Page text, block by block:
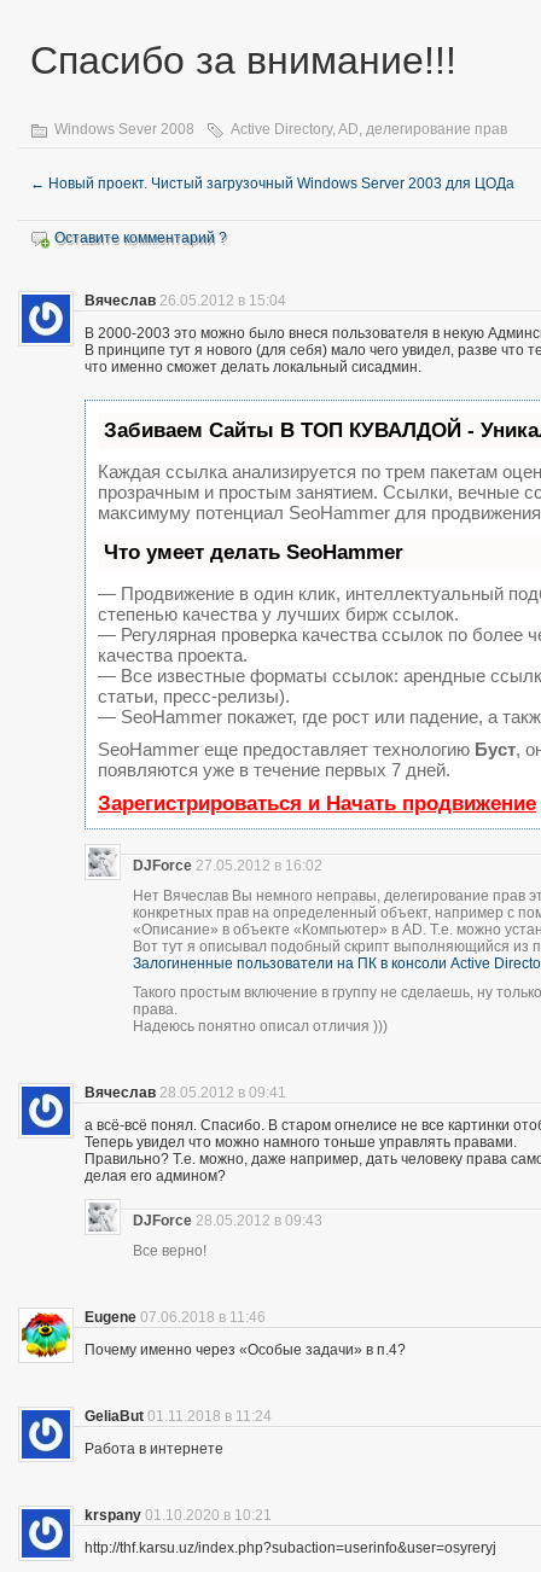
Спасибо за внимание!!!
Windows Sever 2008 Active Directory, AD делегирование прав
← Новый проект. Чистый загрузочный Windows Server 2003 для ЦОДа
Оставите комментарий ?
Вячеслав 26.05.2012 в 15:04
В 2000-2003 это можно было внеся пользователя в некую
В принципе тут я нового (для себя) мало чего увидел, разве
что именно сможет делать локальный сисадмин.
Забиваем Сайты В ТОП КУВАЛДОЙ -
Каждая ссылка анализируется по трем пакетам
прозрачным и простым занятием. Ссылки, вечные
максимуму потенциал SeoHammer для
Что умеет делать SeoHammer
— Продвижение в один клик, интеллектуальный
степенью качества у лучших бирж ссылок.
— Регулярная проверка качества ссылок по более
качества проекта.
— Все известные форматы ссылок: арендные
статьи, пресс-релизы).
— SeoHammer покажет, где рост или падение, а
SeoHammer еще предоставляет технологию Буст,
появляются уже в течение первых 7 дней.
Зарегистрироваться и Начать продвижение
DJForce 27.05.2012 в 16:02
Нет Вячеслав Вы немного неправы, делегирование прав
конкретных прав на определенный объект, например с
«Описание» в объекте «Компьютер» в AD. Т.е. можно
Вот тут я описывал подобный скрипт выполняющийся из
Залогиненные пользователи на ПК в консоли Active
Такого простым включение в группу не сделаешь, ну
права.
Надеюсь понятно описал отличия )))
Вячеслав 28.05.2012 в 09:41
а всё-всё понял. Спасибо. В старом огнелисе не все картинки
Теперь увидел что можно намного тоньше управлять правами.
Правильно? Т.е. можно, даже например, дать человеку права
делая его админом?
DJForce 28.05.2012 в 09:43
Все верно!
Eugene 07.06.2018 в 11:46
Почему именно через «Особые задачи» в п.4?
GeliaBut 01.11.2018 в 11:24
Работа в интернете
krspany 01.10.2020 в 10:21
http://thf.karsu.uz/index.php?subaction=userinfo&user=osyreryj